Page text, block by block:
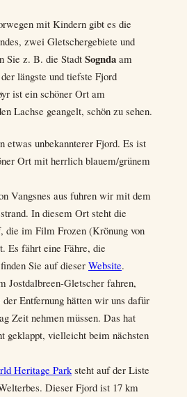
mit Kindern gibt es die
zwei Gletschergebiete und
Sie z. B. die Stadt Sognda am
längste und tiefste Fjord
ist ein schöner Ort am
Lachse geangelt, schön zu sehen.
etwas unbekannterer Fjord. Es ist
Ort mit herrlich blauem/grünem
Vangsnes aus fuhren wir mit dem
In diesem Ort steht die
die im Film Frozen (Krönung von
Es fährt eine Fähre, die
Sie auf dieser Website.
Jostdalbreen-Gletscher fahren,
der Entfernung hätten wir uns dafür
Zeit nehmen müssen. Das hat
geklappt, vielleicht beim nächsten
Heritage Parksteht auf der Liste
Dieser Fjord ist 17 km